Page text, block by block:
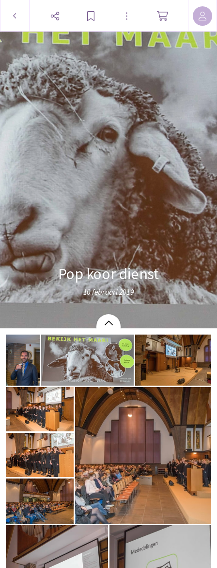
Pop koor dienst
10 februari 2019